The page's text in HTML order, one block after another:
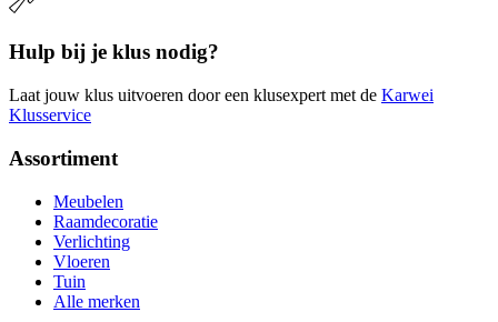
Hulp bij je klus nodig?
Laat jouw klus uitvoeren door een klusexpert met de Karwei
Klusservice
Assortiment
Meubelen
Raamdecoratie
Verlichting
Vloeren
Tuin
Alle merken